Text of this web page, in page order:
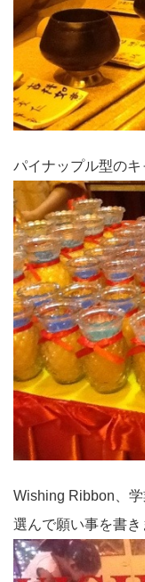
パイナップル型のキ
Wishing Ribbon、
選んで願い事を書き